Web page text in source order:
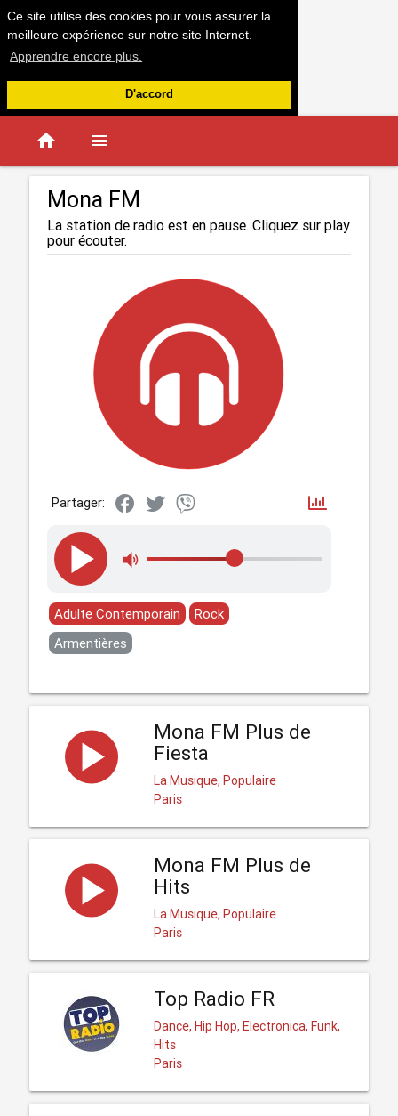
Ce site utilise des cookies pour vous assurer la
meilleure expérience sur notre site Internet.
Apprendre encore plus.
D'accord
home menu
Mona FM
La station de radio est en pause. Cliquez sur play
pour écouter.
Partager:
Adulte Contemporain
Rock
Armentières
Mona FM Plus de
Fiesta
La Musique, Populaire
Paris
Mona FM Plus de
Hits
La Musique, Populaire
Paris
Top Radio FR
Dance, Hip Hop, Electronica, Funk,
Hits
Paris